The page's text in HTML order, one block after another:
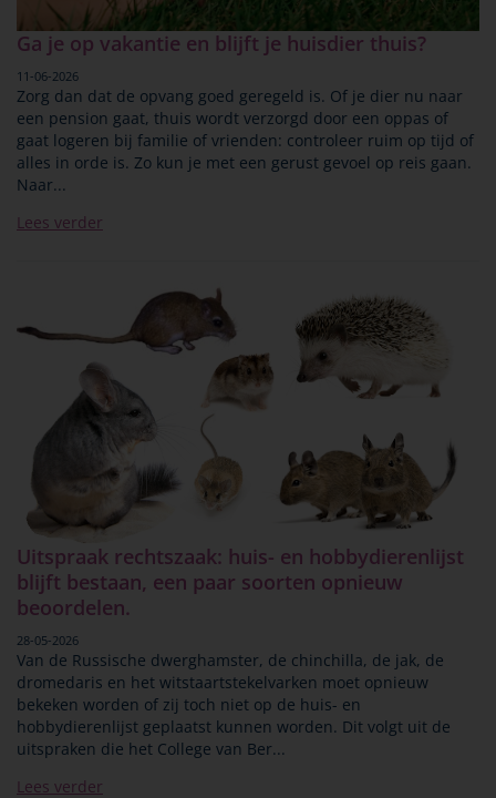
Ga je op vakantie en blijft je huisdier thuis?
11-06-2026
Zorg dan dat de opvang goed geregeld is. Of je dier nu naar
een pension gaat, thuis wordt verzorgd door een oppas of
gaat logeren bij familie of vrienden: controleer ruim op tijd of
alles in orde is. Zo kun je met een gerust gevoel op reis gaan.
Naar...
Lees verder
Uitspraak rechtszaak: huis- en hobbydierenlijst
blijft bestaan, een paar soorten opnieuw
beoordelen.
28-05-2026
Van de Russische dwerghamster, de chinchilla, de jak, de
dromedaris en het witstaartstekelvarken moet opnieuw
bekeken worden of zij toch niet op de huis- en
hobbydierenlijst geplaatst kunnen worden. Dit volgt uit de
uitspraken die het College van Ber...
Lees verder